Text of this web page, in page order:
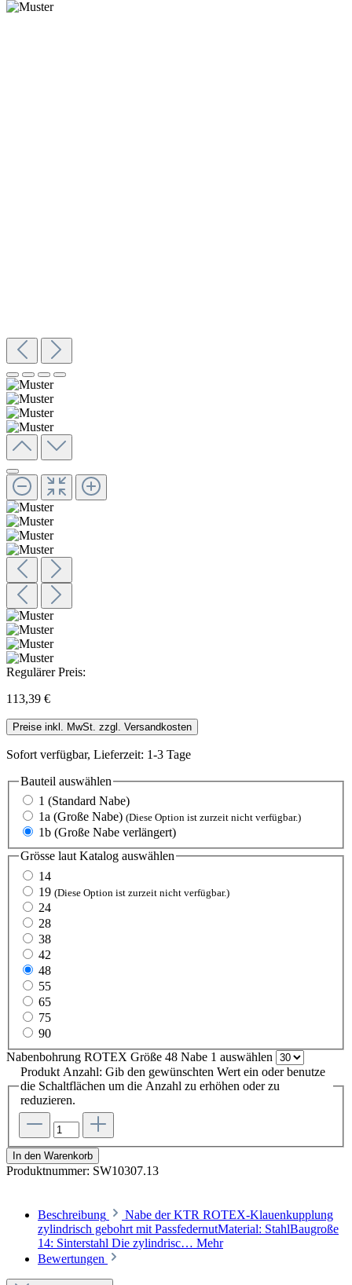
Regulärer Preis:
113,39 €
Preise inkl. MwSt. zzgl. Versandkosten
Sofort verfügbar, Lieferzeit: 1-3 Tage
Bauteil auswählen
1 (Standard Nabe)
1a (Große Nabe) (Diese Option ist zurzeit nicht verfügbar.)
1b (Große Nabe verlängert)
Grösse laut Katalog auswählen
14
19 (Diese Option ist zurzeit nicht verfügbar.)
24
28
38
42
48
55
65
75
90
Nabenbohrung ROTEX Größe 48 Nabe 1 auswählen
Produkt Anzahl: Gib den gewünschten Wert ein oder benutze
die Schaltflächen um die Anzahl zu erhöhen oder zu
reduzieren.
In den Warenkorb
Produktnummer: SW10307.13
Beschreibung
Nabe der KTR ROTEX-Klauenkupplung
zylindrisch gebohrt mit PassfedernutMaterial: StahlBaugroße
14: Sinterstahl Die zylindrisc… Mehr
Bewertungen